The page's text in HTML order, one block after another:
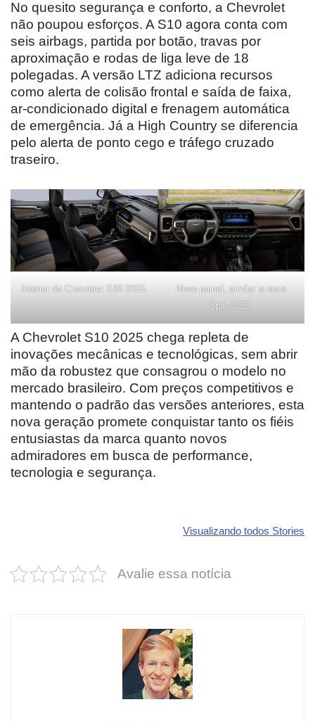
No quesito segurança e conforto, a Chevrolet
não poupou esforços. A S10 agora conta com
seis airbags, partida por botão, travas por
aproximação e rodas de liga leve de 18
polegadas. A versão LTZ adiciona recursos
como alerta de colisão frontal e saída de faixa,
ar-condicionado digital e frenagem automática
de emergência. Já a High Country se diferencia
pelo alerta de ponto cego e tráfego cruzado
traseiro.
Interior da Chevrolet S10 2025.
Novo painel, similar a nova
Spin 2025.
A Chevrolet S10 2025 chega repleta de
inovações mecânicas e tecnológicas, sem abrir
mão da robustez que consagrou o modelo no
mercado brasileiro. Com preços competitivos e
mantendo o padrão das versões anteriores, esta
nova geração promete conquistar tanto os fiéis
entusiastas da marca quanto novos
admiradores em busca de performance,
tecnologia e segurança.
Visualizando todos Stories
2025!
Dodge pode ter
de emoção
que
Avalie essa notícia